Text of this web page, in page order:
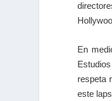
En
respeta
este